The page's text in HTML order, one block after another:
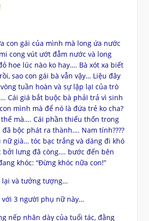
con gái của mình mà long ứa nước
cong vút ướt đẫm nước và long
hoe lúc nào ko hay…. Bà xót xa biết
sao con gái bà vẫn vậy… Liệu đây
tuần hoàn và sự lặp lạI của trò
Cái giá bắt buộc bà phảI trả vì sinh
mình mà để nó là đứa trẻ ko cha?
thế mà…. Cái phần thiếu thốn trong
bộc phát ra thành…. Nam tính????
nữ già… tóc bạc trắng và dáng đi khó
bởI lưng đã còng…. bước đến bên
khóc: “Đừng khóc nữa con!”
lại và tưởng tượng…
với 3 ngườI phụ nữ này…
nếp nhăn dày của tuổi tác, đằng